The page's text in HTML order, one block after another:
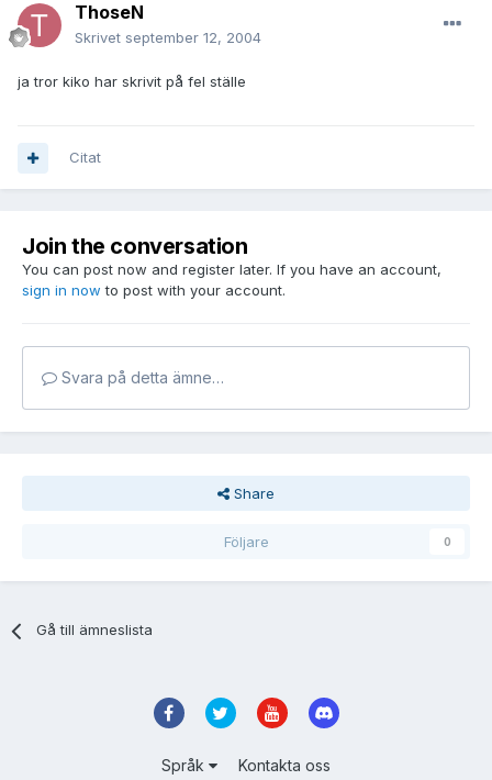
ThoseN
Skrivet september 12, 2004
ja tror kiko har skrivit på fel ställe
Citat
Join the conversation
You can post now and register later. If you have an account,
sign in now to post with your account.
Svara på detta ämne…
Share
Följare 0
Gå till ämneslista
Språk Kontakta oss